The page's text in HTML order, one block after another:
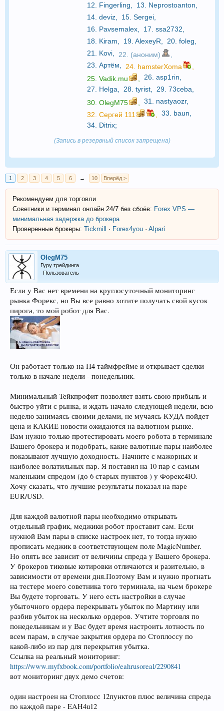
12. Fingerling 13. Neprostoanton
14. deviz 15. Sergei
16. Pavsemalex 17. ssa2732
18. Kiram 19. AlexeyR 20. foleg
21. Kovi 22. (аноним)
23. Артём 24. hamsterXoma
25. Vadik.mu 26. asp1rin
27. Helga 28. tyrist 29. 73ceba
30. OlegM75 31. nastyaozr,
32. Сергей 111 33. baun
34. Ditrix;
(Запись в резервный список запрещена)
1 2 3 4 5 6 → 10 Вперёд >
Рекомендуем для торговли
Советники и терминал онлайн 24/7 без сбоёв: Forex VPS —
минимальная задержка до брокера
Проверенные брокеры: Tickmill · Forex4you · Alpari
OlegM75
Гуру трейдинга
Пользователь
Если у Вас нет времени на круглосуточный мониторинг
рынка Форекс, но Вы все равно хотите получать свой кусок
пирога, то мой робот для Вас.
Он работает только на Н4 таймфрейме и открывает сделки
только в начале недели - понедельник.
Минимальный Тейкпрофит позволяет взять свою прибыль и
быстро уйти с рынка, и ждать начало следующей недели, всю
неделю занимаясь своими делами, не мучаясь КУДА пойдет
цена и КАКИЕ новости ожидаются на валютном рынке.
Вам нужно только протестировать моего робота в терминале
Вашего брокера и подобрать, какие валютные пары наиболее
показывают лучшую доходность. Начните с мажорных и
наиболее волатильных пар. Я поставил на 10 пар с самым
маленьким спредом (до 6 старых пунктов ) у Форекс4Ю.
Хочу сказать, что лучшие результаты показал на паре
EUR/USD.
Для каждой валютной пары необходимо открывать
отдельный график, меджики робот проставит сам. Если
нужной Вам пары в списке настроек нет, то тогда нужно
прописать меджик в соответствующем поле MagicNumber.
Но опять все зависит от величины спреда у Вашего брокера.
У брокеров тиковые котировки отличаются и разительно, в
зависимости от времени дня.Поэтому Вам и нужно прогнать
на тестере моего советника того терминала, на чьем брокере
Вы будете торговать. У него есть настройки в случае
убыточного ордера перекрывать убыток по Мартину или
разбив убыток на несколько ордеров. Учтите торговля по
понедельникам и у Вас будет время настроить лотность по
всем парам, в случае закрытия ордера по Стоплоссу по
какой-либо из пар для перекрытия убытка.
Ссылка на реальный мониторинг:
https://www.myfxbook.com/portfolio/eahrusoreal/2290841
вот мониторинг двух демо счетов:
один настроен на Стоплосс 12пунктов плюс величина спреда
по каждой паре - EAH4u12